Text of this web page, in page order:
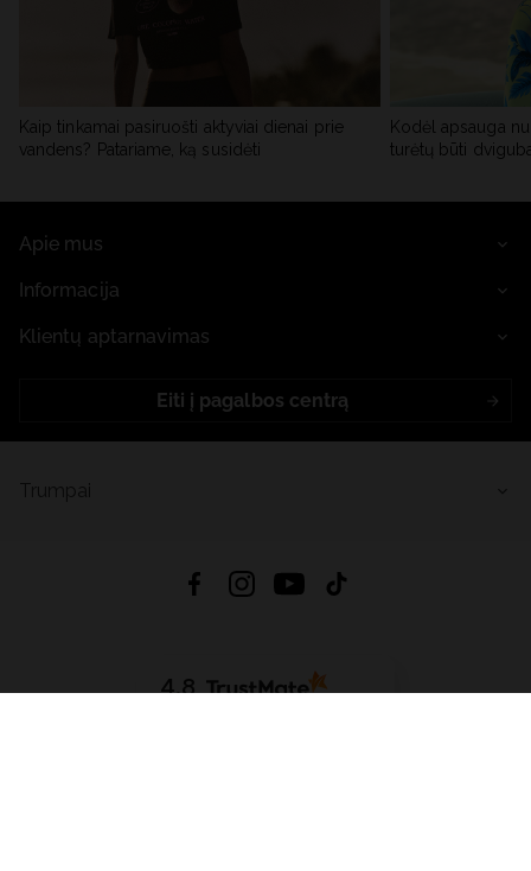
Kaip tinkamai pasiruošti aktyviai dienai prie
vandens? Patariame, ką susidėti
Kodėl apsauga
turėtų būti
Apie mus
Informacija
Klientų aptarnavimas
Eiti į pagalbos centrą
4.8